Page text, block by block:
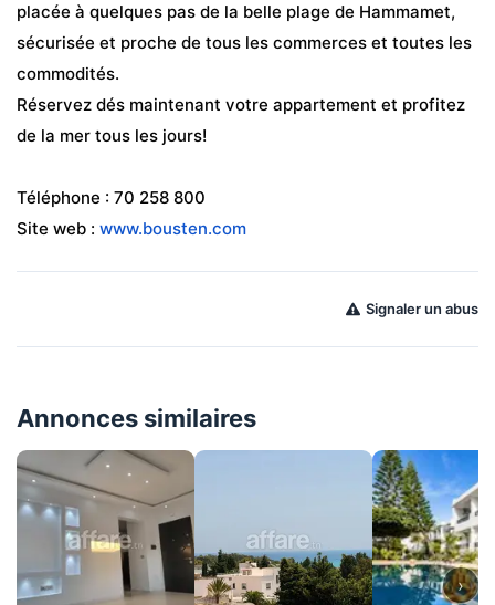
placée à quelques pas de la belle plage de Hammamet,
sécurisée et proche de tous les commerces et toutes les
commodités.
Réservez dés maintenant votre appartement et profitez
de la mer tous les jours!
Téléphone : 70 258 800
Site web : www.bousten.com
Signaler un abus
Annonces similaires
›